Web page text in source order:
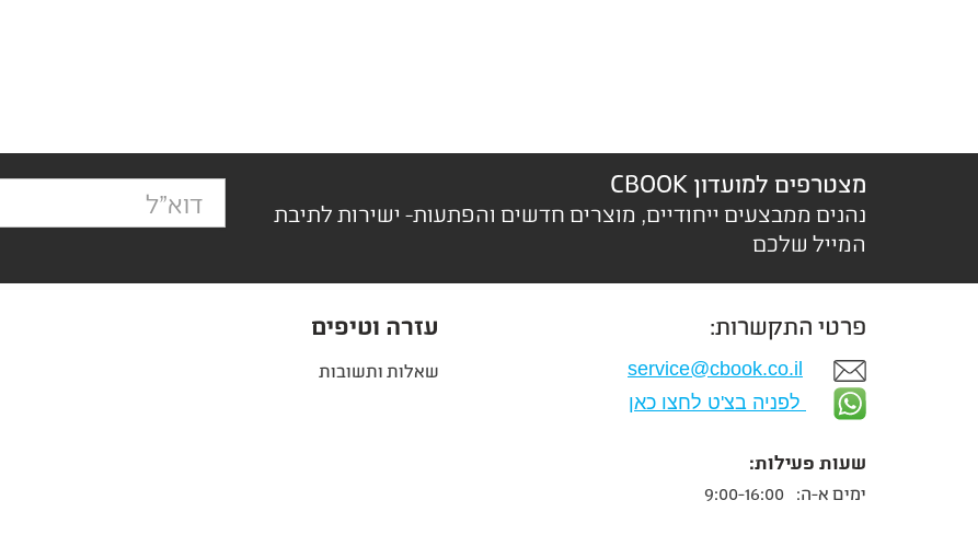
מצטרפים למועדון CBOOK
נהנים ממבצעים ייחודיים, מוצרים חדשים והפתעות- ישירות לתיבת
המייל שלכם
פרטי התקשרות:
service@cbook.co.il
לפניה בצ'ט לחצו כאן
שעות פעילות:
ימים א-ה:
עזרה וטיפים
שאלות ותשובות